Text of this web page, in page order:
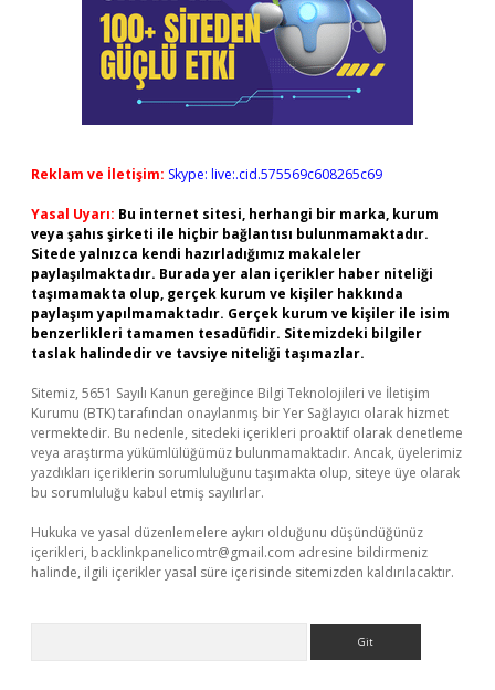
Reklam ve İletişim: Skype: live:.cid.575569c608265c69
Yasal Uyarı: Bu internet sitesi, herhangi bir marka, kurum
veya şahıs şirketi ile hiçbir bağlantısı bulunmamaktadır.
Sitede yalnızca kendi hazırladığımız makaleler
paylaşılmaktadır. Burada yer alan içerikler haber niteliği
taşımamakta olup, gerçek kurum ve kişiler hakkında
paylaşım yapılmamaktadır. Gerçek kurum ve kişiler ile isim
benzerlikleri tamamen tesadüfidir. Sitemizdeki bilgiler
taslak halindedir ve tavsiye niteliği taşımazlar.
Sitemiz, 5651 Sayılı Kanun gereğince Bilgi Teknolojileri ve İletişim
Kurumu (BTK) tarafından onaylanmış bir Yer Sağlayıcı olarak hizmet
vermektedir. Bu nedenle, sitedeki içerikleri proaktif olarak denetleme
veya araştırma yükümlülüğümüz bulunmamaktadır. Ancak, üyelerimiz
yazdıkları içeriklerin sorumluluğunu taşımakta olup, siteye üye olarak
bu sorumluluğu kabul etmiş sayılırlar.
Hukuka ve yasal düzenlemelere aykırı olduğunu düşündüğünüz
içerikleri, backlinkpanelicomtr@gmail.com adresine bildirmeniz
halinde, ilgili içerikler yasal süre içerisinde sitemizden kaldırılacaktır.